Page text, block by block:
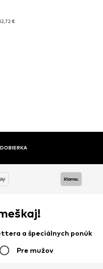
€
MOŽNOSŤ VRÁTENIA TOVARU DO 30 DNÍ
a špeciálnych ponúk
Pre mužov